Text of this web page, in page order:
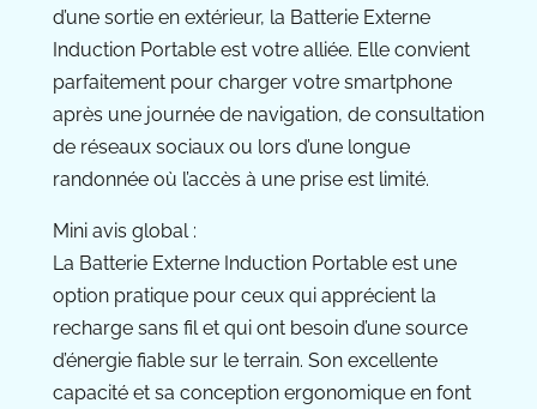
d’une sortie en extérieur, la Batterie Externe
Induction Portable est votre alliée. Elle convient
parfaitement pour charger votre smartphone
après une journée de navigation, de consultation
de réseaux sociaux ou lors d’une longue
randonnée où l’accès à une prise est limité.
Mini avis global :
La Batterie Externe Induction Portable est une
option pratique pour ceux qui apprécient la
recharge sans fil et qui ont besoin d’une source
d’énergie fiable sur le terrain. Son excellente
capacité et sa conception ergonomique en font